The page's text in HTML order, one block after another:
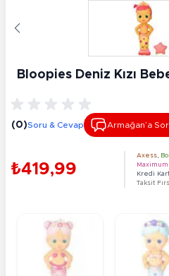
Bloopies Deniz Kızı
(0)Soru & Cevap Armağan’a
₺419,99
Axess
Maximum
Kredi
Taksit